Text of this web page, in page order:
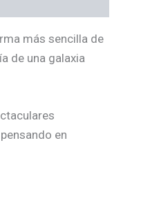
más sencilla de
de una galaxia
en